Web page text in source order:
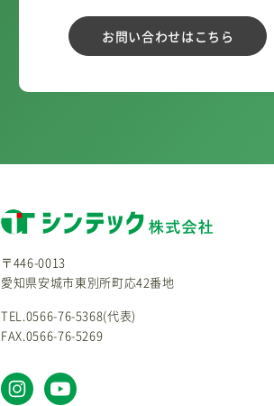
お問い合わせはこちら
〒446-0013
愛知県安城市東別所町応42番地
TEL.0566-76-5368(代表)
FAX.0566-76-5269